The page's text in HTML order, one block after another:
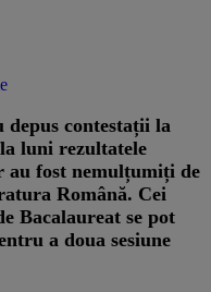
depus contestații la
luni rezultatele
au fost nemulțumiți de
Română. Cei
Bacalaureat se pot
a doua sesiune